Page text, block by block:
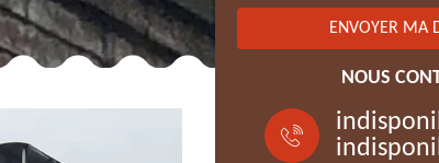
NOUS